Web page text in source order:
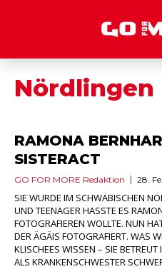
Nördlingen
RAMONA
SISTERACT
GO FOR MORE Redaktion 28.
SIE WURDE IM SCHWÄBISCHEN
UND TEENAGER HASSTE ES
FOTOGRAFIEREN WOLLTE. NUN
DER ÄGÄIS FOTOGRAFIERT. WAS
KLISCHEES WISSEN – SIE
ALS KRANKENSCHWESTER